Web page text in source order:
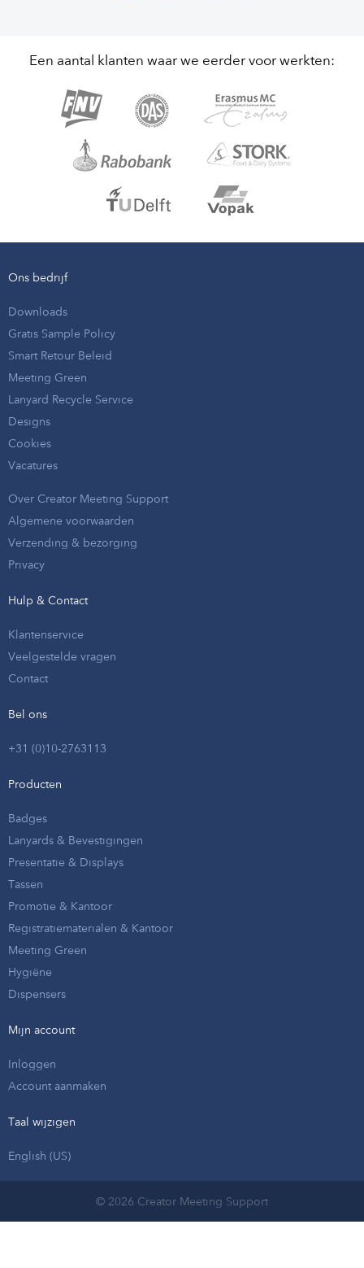
Een aantal klanten waar we eerder voor werkten:
Ons bedrijf
Downloads
Gratis Sample Policy
Smart Retour Beleid
Meeting Green
Lanyard Recycle Service
Designs
Cookies
Vacatures
Over Creator Meeting Support
Algemene voorwaarden
Verzending & bezorging
Privacy
Hulp & Contact
Klantenservice
Veelgestelde vragen
Contact
Bel ons
+31 (0)10-2763113
Producten
Badges
Lanyards & Bevestigingen
Presentatie & Displays
Tassen
Promotie & Kantoor
Registratiematerialen & Kantoor
Meeting Green
Hygiëne
Dispensers
Mijn account
Inloggen
Account aanmaken
Taal wijzigen
English (US)
© 2026 Creator Meeting Support